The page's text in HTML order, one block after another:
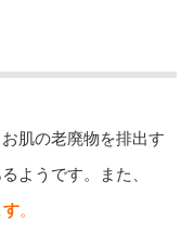
肌の老廃物を排出す
ようです。また、
す。